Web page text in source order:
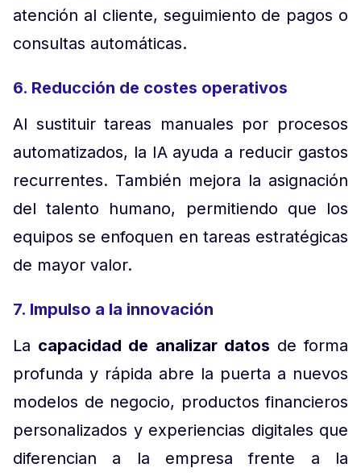
atención al cliente, seguimiento de pagos o
consultas automáticas.
6. Reducción de costes operativos
Al sustituir tareas manuales por procesos
automatizados, la IA ayuda a reducir gastos
recurrentes. También mejora la asignación
del talento humano, permitiendo que los
equipos se enfoquen en tareas estratégicas
de mayor valor.
7. Impulso a la innovación
La capacidad de analizar datos de forma
profunda y rápida abre la puerta a nuevos
modelos de negocio, productos financieros
personalizados y experiencias digitales que
diferencian a la empresa frente a la